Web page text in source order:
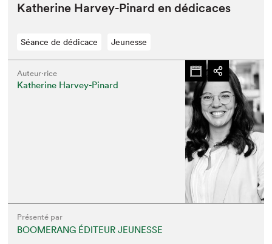
Kather­ine Har­vey-Pinard en dédicaces
Séance de dédicace Jeunesse
Auteur·rice
Katherine Harvey-Pinard
Présenté par
BOOMERANG ÉDITEUR JEUNESSE